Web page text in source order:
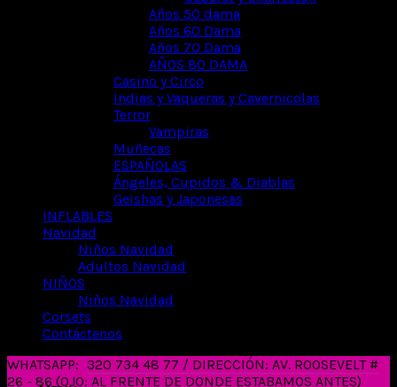
Años 50 dama
Años 60 Dama
Años 70 Dama
AÑOS 80 DAMA
Casino y Circo
Indias y Vaqueras y Cavernicolas
Terror
Vampiras
Muñecas
ESPAÑOLAS
Ángeles, Cupidos & Diablas
Geishas y Japonesas
INFLABLES
Navidad
Niños Navidad
Adultos Navidad
NIÑOS
Niños Navidad
Corsets
Contáctenos
WHATSAPP: 320 734 48 77 / DIRECCIÓN: AV. ROOSEVELT #
26 - 86 (OJO: AL FRENTE DE DONDE ESTABAMOS ANTES)